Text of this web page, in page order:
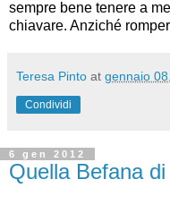
sempre bene tenere a
chiavare. Anziché
Teresa Pinto at gennaio
Condividi
6 gen 2012
Quella Befana